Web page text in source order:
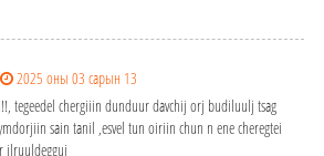
2025 оны 03 сарын 13
tegeedel chergiiin dunduur davchij orj budiluulj tsag
sain tanil ,esvel tun oiriin chun n ene cheregtei
ilruuldeggui